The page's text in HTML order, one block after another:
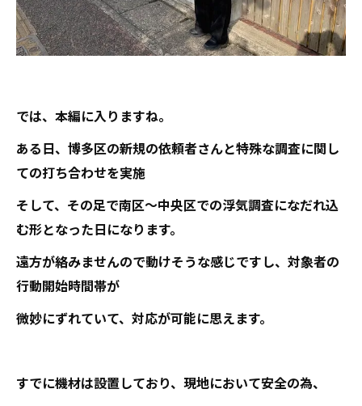
では、本編に入りますね。
ある日、博多区の新規の依頼者さんと特殊な調査に関し
ての打ち合わせを実施
そして、その足で南区～中央区での浮気調査になだれ込
む形となった日になります。
遠方が絡みませんので動けそうな感じですし、対象者の
行動開始時間帯が
微妙にずれていて、対応が可能に思えます。
すでに機材は設置しており、現地において安全の為、